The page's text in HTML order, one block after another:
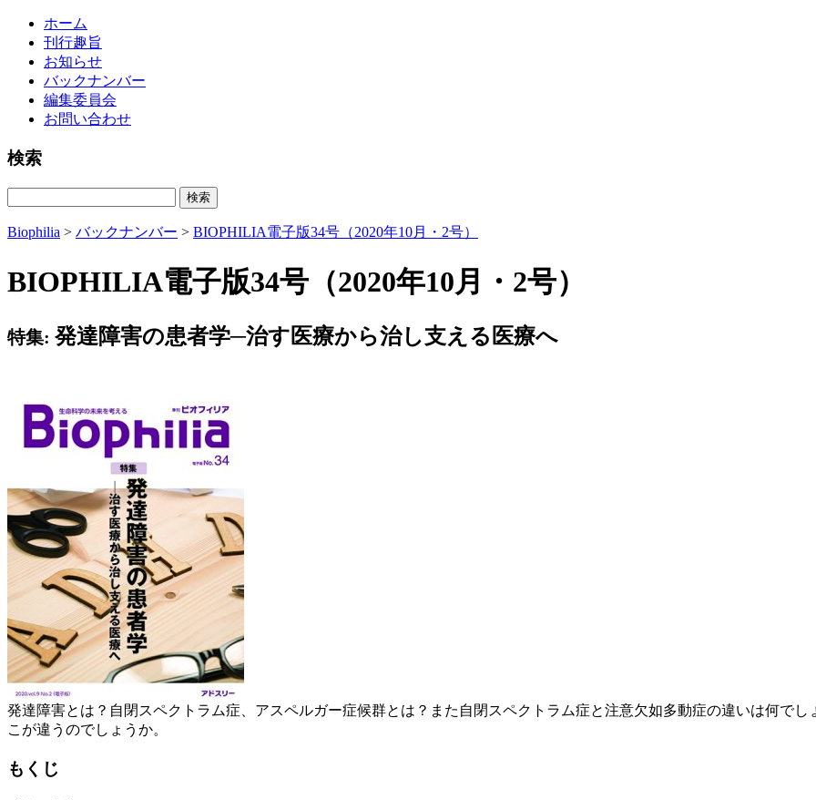
ホーム
刊行趣旨
お知らせ
バックナンバー
編集委員会
お問い合わせ
検索
Biophilia > バックナンバー > BIOPHILIA電子版34号（2020年10月・2号）
BIOPHILIA電子版34号（2020年10月・2号）
特集: 発達障害の患者学─治す医療から治し支える医療へ
発達障害とは？自閉スペクトラム症、アスペルガー症候群とは？また自閉スペクトラム症と注意欠如多動症の違いは何で
こが違うのでしょうか。
もくじ